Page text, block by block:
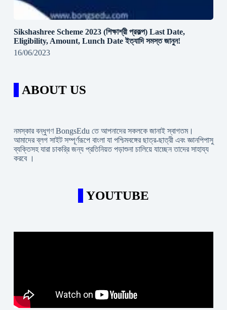
Sikshashree Scheme 2023 (শিক্ষাশ্রী প্রকল্প) Last Date,
Eligibility, Amount, Lunch Date ইত্যাদি সমস্ত জানুন!
16/06/2023
ABOUT US
নমস্কার বন্ধুগণ BongsEdu তে আপনাদের সকলকে জানাই স্বাগতম।
আমাদের ব্লগ সাইট সম্পূর্ণরূপে বাংলা যা পশ্চিমবঙ্গের ছাত্র-ছাত্রী এবং জ্ঞানপিপাসু
ব্যক্তিসহ যারা চাকরি্র জন্য প্রতিনিয়ত পড়াশুনা চালিয়ে যাচ্ছেন তাদের সাহায্য
করবে ।
YOUTUBE